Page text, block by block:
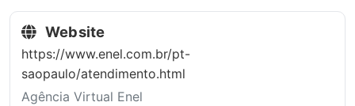
Website
https://www.enel.com.br/pt-
saopaulo/atendimento.html
Agência Virtual Enel